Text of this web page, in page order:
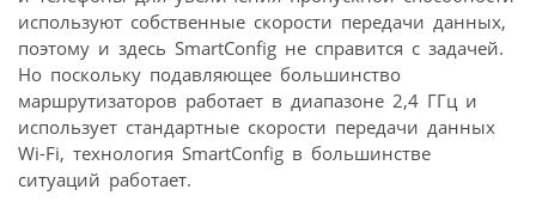
используют собственные скорости передачи данных,
поэтому и здесь SmartConfig не справится с задачей.
Но поскольку подавляющее большинство
маршрутизаторов работает в диапазоне 2,4 ГГц и
использует стандартные скорости передачи данных
Wi-Fi, технология SmartConfig в большинстве
ситуаций работает.